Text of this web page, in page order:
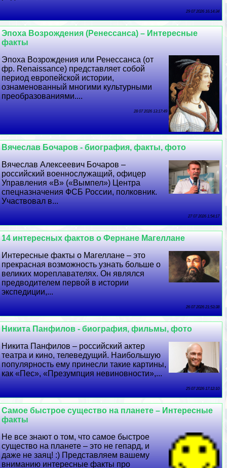
29 07 2026 16:14:34
Эпоха Возрождения (Ренессанса) – Интересные
факты
Эпоха Возрождения или Ренессанса (от
фр. Renaissance) представляет собой
период европейской истории,
ознаменованный многими культурными
преобразованиями....
28 07 2026 13:17:49
Вячеслав Бочаров - биография, факты, фото
Вячеслав Алексеевич Бочаров –
российский военнослужащий, офицер
Управления «В» («Вымпел») Центра
спецназначения ФСБ России, полковник.
Участвовал в...
27 07 2026 1:54:17
14 интересных фактов о Фернане Магеллане
Интересные факты о Магеллане – это
прекрасная возможность узнать больше о
великих мореплавателях. Он являлся
предводителем первой в истории
экспедиции,...
26 07 2026 21:53:38
Никита Панфилов - биография, фильмы, фото
Никита Панфилов – российский актер
театра и кино, телеведущий. Наибольшую
популярность ему принесли такие картины,
как «Пес», «Презумпция невиновности»,...
25 07 2026 17:12:10
Самое быстрое существо на планете – Интересные
факты
Не все знают о том, что самое быстрое
существо на планете – это не гепард, и
даже не заяц! :) Представляем вашему
вниманию интересные факты про